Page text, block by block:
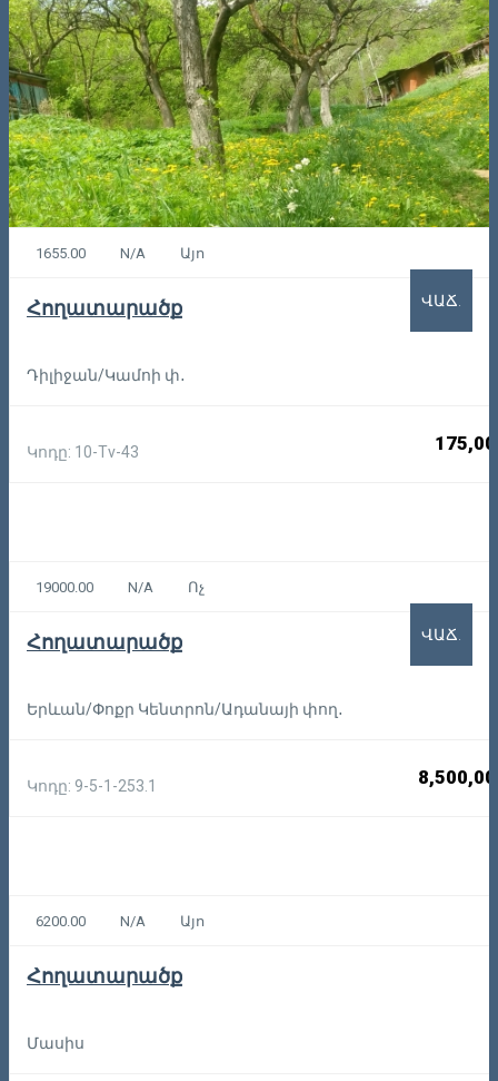
1655.00 N/A Այո
Հողատարածք
Դիլիջան/Կամոի փ․
Կոդը: 10-Tv-43
ՎԱՃ.
19000.00 N/A Ոչ
Հողատարածք
Երևան/Փոքր Կենտրոն/Ադանայի փող․
Կոդը: 9-5-1-253.1
ՎԱՃ.
6200.00 N/A Այո
Հողատարածք
Մասիս